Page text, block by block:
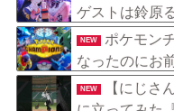
ゲストは鈴原
NEW
ポケモン
なったのにお
NEW
【にじさ